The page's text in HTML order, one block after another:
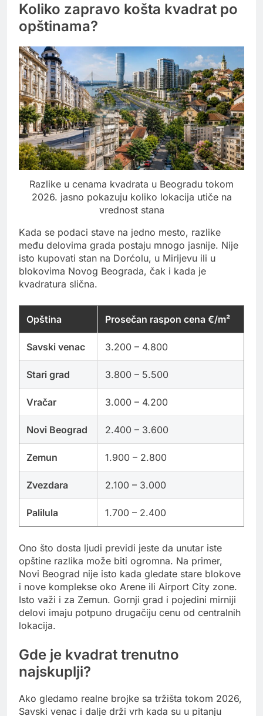
Koliko zapravo košta kvadrat po
opštinama?
Razlike u cenama kvadrata u Beogradu tokom
2026. jasno pokazuju koliko lokacija utiče na
vrednost stana
Kada se podaci stave na jedno mesto, razlike
među delovima grada postaju mnogo jasnije. Nije
isto kupovati stan na Dorćolu, u Mirijevu ili u
blokovima Novog Beograda, čak i kada je
kvadratura slična.
Opština Prosečan raspon cena €/m²
Savski venac 3.200 – 4.800
Stari grad 3.800 – 5.500
Vračar 3.000 – 4.200
Novi Beograd 2.400 – 3.600
Zemun 1.900 – 2.800
Zvezdara 2.100 – 3.000
Palilula 1.700 – 2.400
Ono što dosta ljudi previdi jeste da unutar iste
opštine razlika može biti ogromna. Na primer,
Novi Beograd nije isto kada gledate stare blokove
i nove komplekse oko Arene ili Airport City zone.
Isto važi i za Zemun. Gornji grad i pojedini mirniji
delovi imaju potpuno drugačiju cenu od centralnih
lokacija.
Gde je kvadrat trenutno
najskuplji?
Ako gledamo realne brojke sa tržišta tokom 2026,
Savski venac i dalje drži vrh kada su u pitanju